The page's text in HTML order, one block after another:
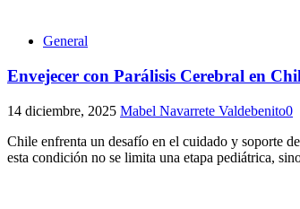
General
Envejecer con Parálisis Cerebral en
14 diciembre, 2025 Mabel Navarrete Valdebenito0
Chile enfrenta un desafío en el cuidado y soporte
esta condición no se limita una etapa pediátrica,